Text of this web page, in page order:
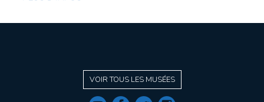
VOIR TOUS LES MUSÉES